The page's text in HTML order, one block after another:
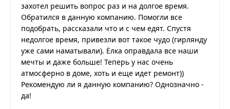
захотел решить вопрос раз и на долгое время.
Обратился в данную компанию. Помогли все
подобрать, рассказали что и с чем едят. Спустя
недолгое время, привезли вот такое чудо (гирлянду
уже сами наматывали). Ёлка оправдала все наши
мечты и даже больше! Теперь у нас очень
атмосферно в доме, хоть и еще идет ремонт))
Рекомендую ли я данную компанию? Однозначно -
да!